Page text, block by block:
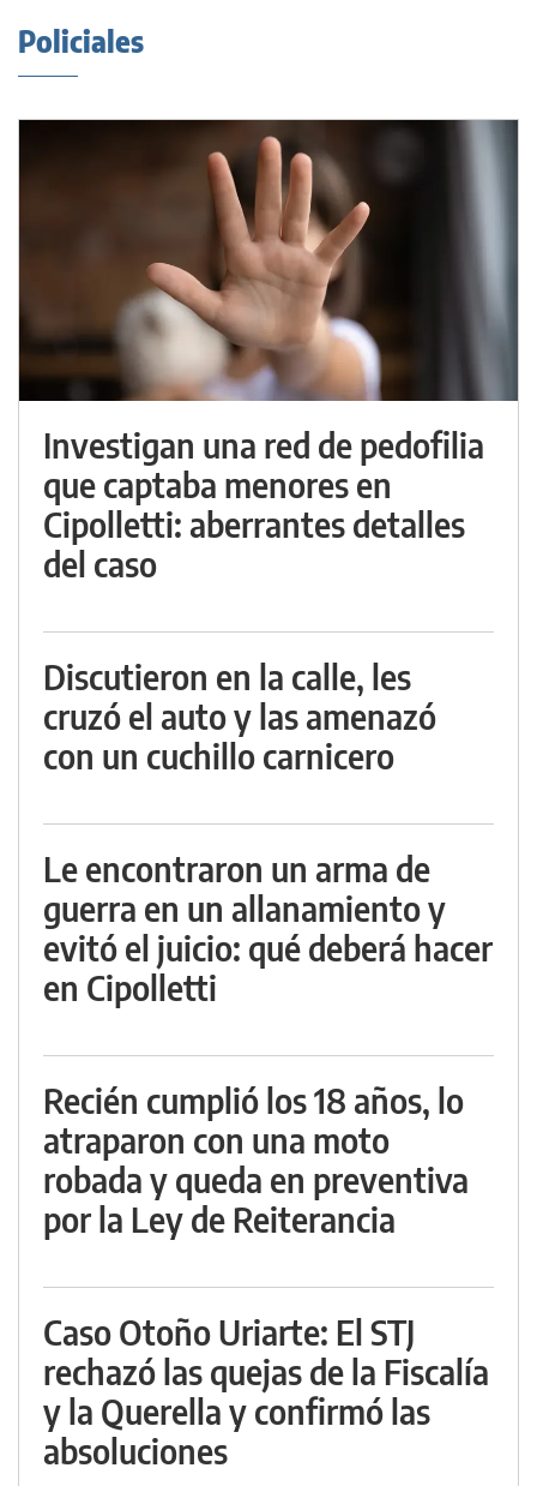
Policiales
Investigan una red de pedofilia
que captaba menores en
Cipolletti: aberrantes detalles
del caso
Discutieron en la calle, les
cruzó el auto y las amenazó
con un cuchillo carnicero
Le encontraron un arma de
guerra en un allanamiento y
evitó el juicio: qué deberá hacer
en Cipolletti
Recién cumplió los 18 años, lo
atraparon con una moto
robada y queda en preventiva
por la Ley de Reiterancia
Caso Otoño Uriarte: El STJ
rechazó las quejas de la Fiscalía
y la Querella y confirmó las
absoluciones